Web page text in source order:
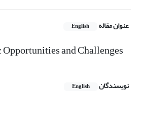
عنوان مقاله English
and Challenges
نویسندگان English